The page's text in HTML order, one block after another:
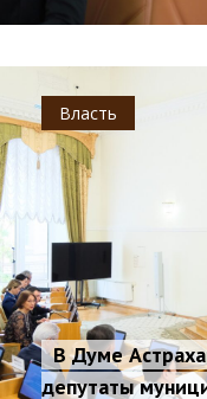
Власть
В Думе
депутаты